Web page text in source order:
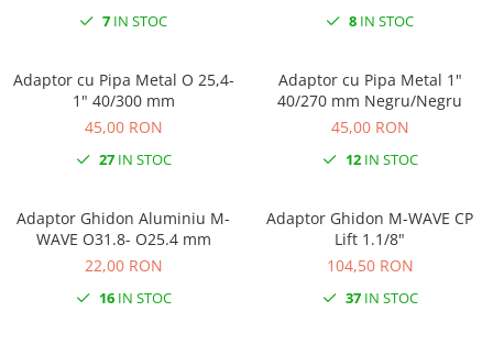
Diverse
Accesorii Remorca
Roti ajutatoare
Transport si Depozitare
Roti Spate
Set Roti
Suspensii Spate
Butuci Roata
Schimbator Pinioane
Schimbator Foi
Manete Schimbator
7 IN STOC 8 IN STOC
Adaptor cu Pipa Metal O 25,4-
1" 40/300 mm
45,00 RON
27IN STOC
Adaptor cu Pipa Metal 1"
40/270 mm Negru/Negru
45,00 RON
12IN STOC
Adaptor Ghidon Aluminiu M-
WAVE O31.8- O25.4 mm
22,00 RON
16IN STOC
Adaptor Ghidon M-WAVE CP
Lift 1.1/8"
104,50 RON
37IN STOC